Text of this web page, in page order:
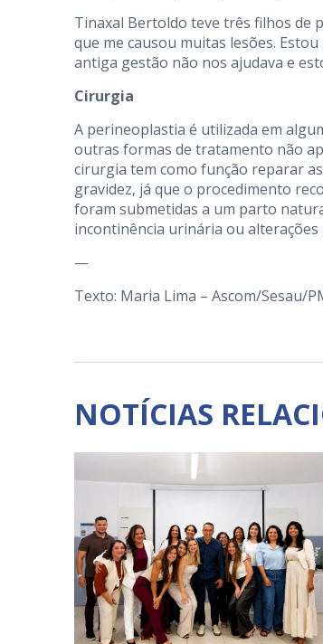
Tinaxal Bertoldo teve três filhos de
que me causou muitas lesões.
antiga gestão não nos ajudava e
Cirurgia
A perineoplastia é utilizada em
outras formas de tratamento não
cirurgia tem como função reparar
gravidez, já que o procedimento
foram submetidas a um parto
incontinência urinária ou
—
Texto: Maria Lima – Ascom/Sesau/
NOTÍCIAS